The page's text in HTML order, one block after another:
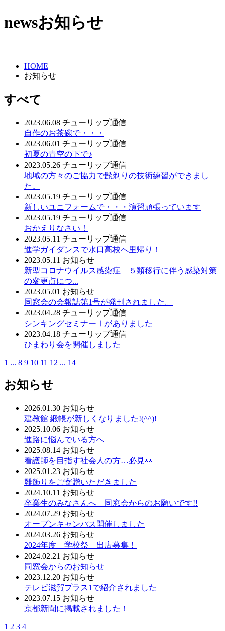
newsお知らせ
HOME
お知らせ
すべて
2023.06.08 チューリップ通信
自作のお茶碗で・・・
2023.06.01 チューリップ通信
初夏の青空の下で♪
2023.05.26 チューリップ通信
地域の方々のご協力で髭剃りの技術練習ができまし
た。
2023.05.19 チューリップ通信
新しいユニフォームで・・・演習頑張っています
2023.05.19 チューリップ通信
おかえりなさい！
2023.05.11 チューリップ通信
進学ガイダンスで水口高校へ里帰り！
2023.05.11 お知らせ
新型コロナウイルス感染症 ５類移行に伴う感染対策
の変更点につ...
2023.05.01 お知らせ
同窓会の会報誌第1号が発刊されました。
2023.04.28 チューリップ通信
シンキングセミナーⅠがありました
2023.04.18 チューリップ通信
ひまわり会を開催しました
1 ... 8 9 10 11 12 ... 14
お知らせ
2026.01.30 お知らせ
建教館 緞帳が新しくなりました!(^^)!
2025.10.06 お知らせ
進路に悩んでいる方へ
2025.08.14 お知らせ
看護師を目指す社会人の方…必見👀
2025.01.23 お知らせ
雛飾りをご寄贈いただきました
2024.10.11 お知らせ
卒業生のみなさんへ 同窓会からのお願いです!!
2024.07.29 お知らせ
オープンキャンパス開催しました
2024.03.26 お知らせ
2024年度 学校祭 出店募集！
2024.02.21 お知らせ
同窓会からのお知らせ
2023.12.20 お知らせ
テレビ滋賀プラス1で紹介されました
2023.07.15 お知らせ
京都新聞に掲載されました！
1 2 3 4